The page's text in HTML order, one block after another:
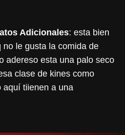
Adicionales: esta bien
le gusta la comida de
adereso esta una palo seco
clase de kines como
aquí tiienen a una